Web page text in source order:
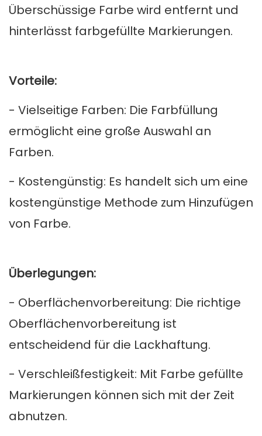
Überschüssige Farbe wird entfernt und
hinterlässt farbgefüllte Markierungen.
Vorteile:
- Vielseitige Farben: Die Farbfüllung
ermöglicht eine große Auswahl an
Farben.
- Kostengünstig: Es handelt sich um eine
kostengünstige Methode zum Hinzufügen
von Farbe.
Überlegungen:
- Oberflächenvorbereitung: Die richtige
Oberflächenvorbereitung ist
entscheidend für die Lackhaftung.
- Verschleißfestigkeit: Mit Farbe gefüllte
Markierungen können sich mit der Zeit
abnutzen.